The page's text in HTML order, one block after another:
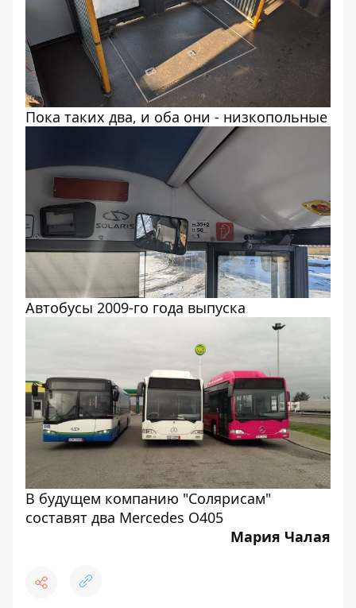
Пока таких два, и оба они - низкопольные
Автобусы 2009-го года выпуска
В будущем компанию "Солярисам"
составят два Mercedes О405
Мария Чалая